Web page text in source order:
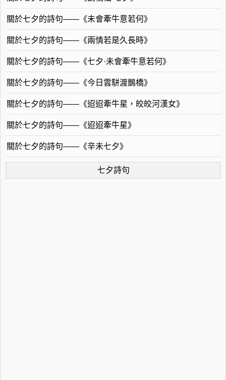
關於七夕的詩句——《未會牽牛意若何》
關於七夕的詩句——《兩情若是久長時》
關於七夕的詩句——《七夕·未會牽牛意若何》
關於七夕的詩句——《今日雲駢渡鵲橋》
關於七夕的詩句——《迢迢牽牛星，皎皎河漢女》
關於七夕的詩句——《迢迢牽牛星》
關於七夕的詩句——《辛未七夕》
七夕詩句